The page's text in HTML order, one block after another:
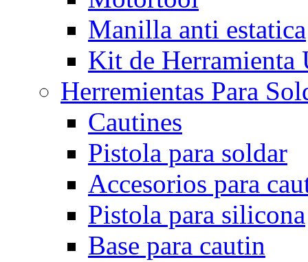
Manilla anti estatica
Kit de Herramienta
Herremientas Para
Cautines
Pistola para soldar
Accesorios para
Pistola para silicona
Base para cautin